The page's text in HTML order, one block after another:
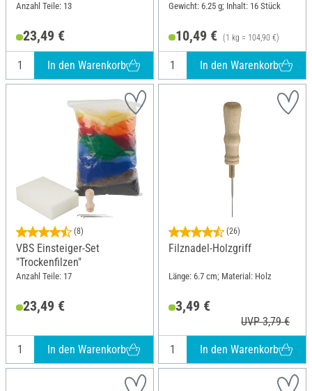
Anzahl Teile: 13
23,49 €
In den Warenkorb
Gewicht: 6.25 g; Inhalt: 16 Stück
10,49 € (1 kg = 104,90 €)
In den Warenkorb
(8)
VBS Einsteiger-Set
"Trockenfilzen"
Anzahl Teile: 17
23,49 €
In den Warenkorb
(26)
Filznadel-Holzgriff
Länge: 6.7 cm; Material: Holz
3,49 €
UVP 3,79 €
In den Warenkorb